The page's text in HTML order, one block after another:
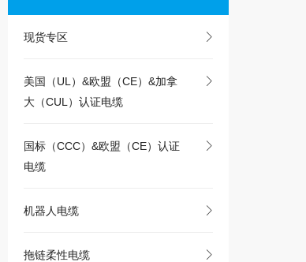
现货专区
美国（UL）&欧盟（CE）&加拿
大（CUL）认证电缆
国标（CCC）&欧盟（CE）认证
电缆
机器人电缆
拖链柔性电缆